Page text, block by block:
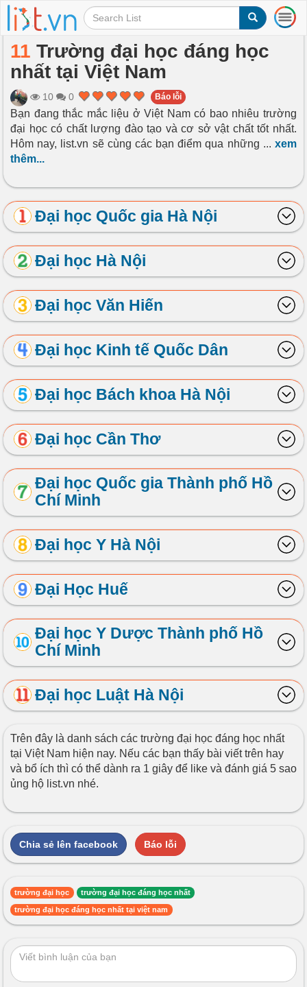
T
o
a
i
g
i
o
n
11 Trường đại học đáng học
nhất tại Việt Nam
10 0 Báo lỗi
Bạn đang thắc mắc liệu ở Việt Nam có bao nhiêu trường
đại học có chất lượng đào tạo và cơ sở vật chất tốt nhất.
Hôm nay, list.vn sẽ cùng các bạn điểm qua những ...xem
thêm...
Đại học Quốc gia Hà Nội
Đại học Hà Nội
Đại học Văn Hiến
Đại học Kinh tế Quốc Dân
Đại học Bách khoa Hà Nội
Đại học Cần Thơ
Đại học Quốc gia Thành phố Hồ
Chí Minh
Đại học Y Hà Nội
Đại Học Huế
Đại học Y Dược Thành phố Hồ
Chí Minh
Đại học Luật Hà Nội
Trên đây là danh sách các trường đại học đáng học nhất
tại Việt Nam hiện nay. Nếu các bạn thấy bài viết trên hay
và bổ ích thì có thể dành ra 1 giây để like và đánh giá 5 sao
ủng hộ list.vn nhé.
Chia sẻ lên facebook Báo lỗi
trường đại học trường đại học đáng học nhất
trường đại học đáng học nhất tại việt nam